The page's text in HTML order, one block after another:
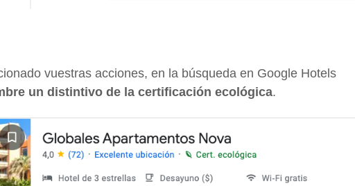
vuestras acciones, en la búsqueda en Google Hotels
un distintivo de la certificación ecológica.